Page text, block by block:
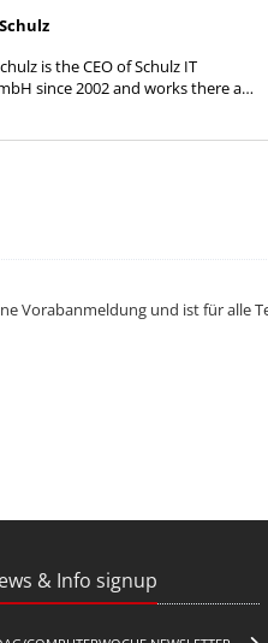
is the CEO of Schulz IT
since 2002 and works there as
Vorabanmeldung und ist für alle
& Info signup